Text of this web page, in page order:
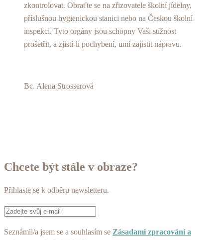
zkontrolovat. Obraťte se na zřizovatele školní jídelny,
příslušnou hygienickou stanici nebo na Českou školní
inspekci. Tyto orgány jsou schopny Vaši stížnost
prošetřit, a zjistí-li pochybení, umí zajistit nápravu.
Bc. Alena Strosserová
Chcete být stále v obraze?
Přihlaste se k odběru newsletteru.
Seznámil/a jsem se a souhlasím se Zásadami zpracování a